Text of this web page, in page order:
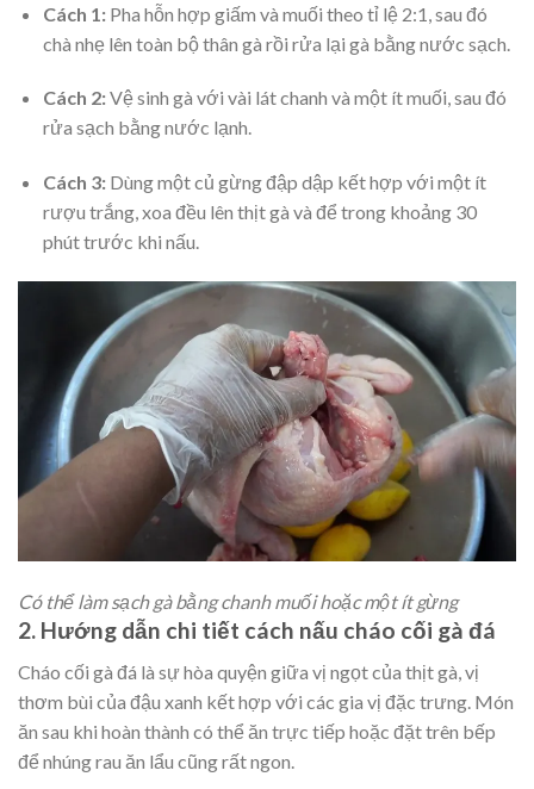
Cách 1: Pha hỗn hợp giấm và muối theo tỉ lệ 2:1, sau đó
chà nhẹ lên toàn bộ thân gà rồi rửa lại gà bằng nước sạch.
Cách 2:Vệ sinh gà với vài lát chanh và một ít muối, sau đó
rửa sạch bằng nước lạnh.
Cách 3: Dùng một củ gừng đập dập kết hợp với một ít
rượu trắng, xoa đều lên thịt gà và để trong khoảng 30
phút trước khi nấu.
​Có thể làm sạch gà bằng chanh muối hoặc một ít gừng
2. Hướng dẫn chi tiết cách nấu cháo cối gà đá
Cháo cối gà đá là sự hòa quyện giữa vị ngọt của thịt gà, vị
thơm bùi của đậu xanh kết hợp với các gia vị đặc trưng. Món
ăn sau khi hoàn thành có thể ăn trực tiếp hoặc đặt trên bếp
để nhúng rau ăn lẩu cũng rất ngon.